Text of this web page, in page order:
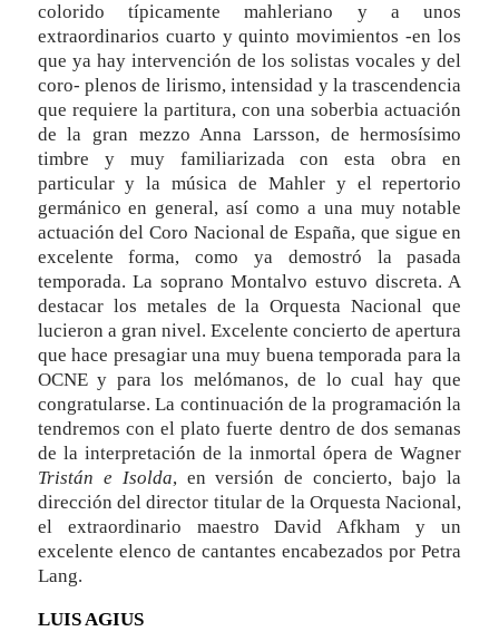
colorido típicamente mahleriano y a unos
extraordinarios cuarto y quinto movimientos -en los
que ya hay intervención de los solistas vocales y del
coro- plenos de lirismo, intensidad y la trascendencia
que requiere la partitura, con una soberbia actuación
de la gran mezzo Anna Larsson, de hermosísimo
timbre y muy familiarizada con esta obra en
particular y la música de Mahler y el repertorio
germánico en general, así como a una muy notable
actuación del Coro Nacional de España, que sigue en
excelente forma, como ya demostró la pasada
temporada. La soprano Montalvo estuvo discreta. A
destacar los metales de la Orquesta Nacional que
lucieron a gran nivel. Excelente concierto de apertura
que hace presagiar una muy buena temporada para la
OCNE y para los melómanos, de lo cual hay que
congratularse. La continuación de la programación la
tendremos con el plato fuerte dentro de dos semanas
de la interpretación de la inmortal ópera de Wagner
Tristán e Isolda, en versión de concierto, bajo la
dirección del director titular de la Orquesta Nacional,
el extraordinario maestro David Afkham y un
excelente elenco de cantantes encabezados por Petra
Lang.
LUIS AGIUS